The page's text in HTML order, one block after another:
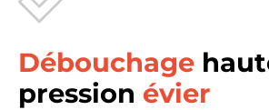
Débouchage
pression évier